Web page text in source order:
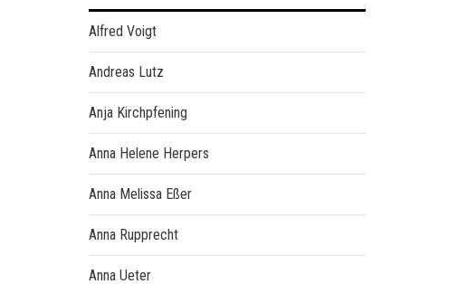
Alfred Voigt
Andreas Lutz
Anja Kirchpfening
Anna Helene Herpers
Anna Melissa Eßer
Anna Rupprecht
Anna Ueter